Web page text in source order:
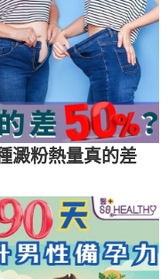
澱粉熱量真的差